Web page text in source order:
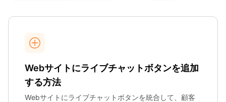
Webサイトにライブチャットボタンを追加
する方法
Webサイトにライブチャットボタンを統合して、顧客